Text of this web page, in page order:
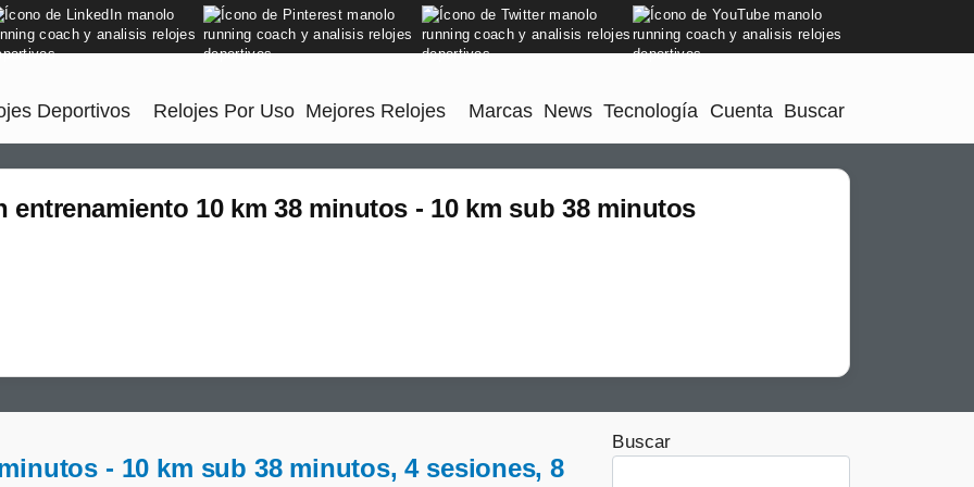
Deportivos Relojes Por Uso Mejores Relojes Marcas News Tecnología Cuenta Buscar
entrenamiento 10 km 38 minutos - 10 km sub 38 minutos
- 10 km sub 38 minutos, 4 sesiones, 8
Buscar